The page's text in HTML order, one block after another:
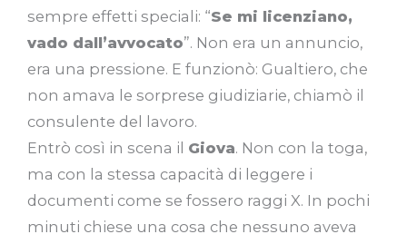
sempre effetti speciali: “Se mi licenziano,
vado dall’avvocato”. Non era un annuncio,
era una pressione. E funzionò: Gualtiero, che
non amava le sorprese giudiziarie, chiamò il
consulente del lavoro.
Entrò così in scena il Giova. Non con la toga,
ma con la stessa capacità di leggere i
documenti come se fossero raggi X. In pochi
minuti chiese una cosa che nessuno aveva